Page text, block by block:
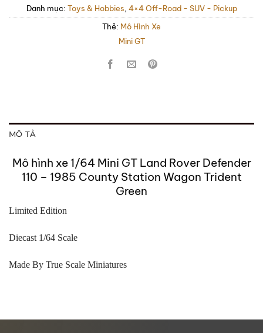
Danh mục: Toys & Hobbies 4×4 Off-Road - SUV - Pickup
Thẻ: Mô Hình Xe
Mini GT
MÔ TẢ
Mô hình xe 1/64 Mini GT Land Rover Defender
110 – 1985 County Station Wagon Trident
Green
Limited Edition
Diecast 1/64 Scale
Made By True Scale Miniatures